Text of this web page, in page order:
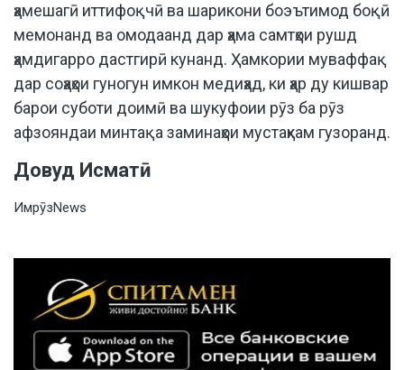
ҳамешагӣ иттифоқчӣ ва шарикони боэътимод боқӣ
мемонанд ва омодаанд дар ҳама самтҳои рушд
ҳамдигарро дастгирӣ кунанд. Ҳамкории муваффақ
дар соҳаҳои гуногун имкон медиҳад, ки ҳар ду кишвар
барои суботи доимӣ ва шукуфоии рӯз ба рӯз
афзояндаи минтақа заминаҳои мустаҳкам гузоранд.
Довуд Исматӣ
ИмрӯзNews